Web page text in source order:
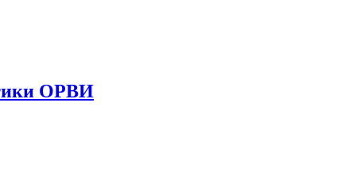
ОРВИ